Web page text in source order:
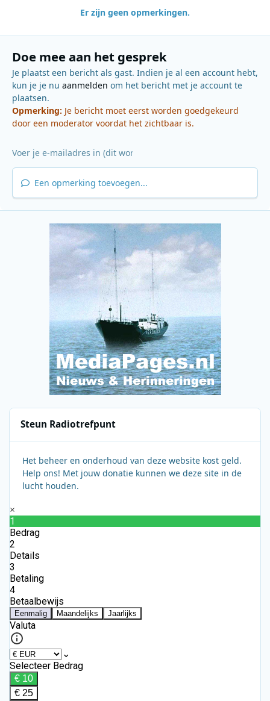
Er zijn geen opmerkingen.
Doe mee aan het gesprek
Je plaatst een bericht als gast. Indien je al een account hebt,
kun je je nu aanmelden om het bericht met je account te
plaatsen.
Opmerking: Je bericht moet eerst worden goedgekeurd
door een moderator voordat het zichtbaar is.
Een opmerking toevoegen...
Steun Radiotrefpunt
Het beheer en onderhoud van deze website kost geld.
Help ons! Met jouw donatie kunnen we deze site in de
lucht houden.